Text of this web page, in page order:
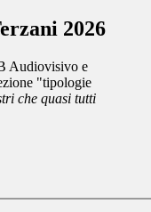
2026
Audiovisivo e
"tipologie
che quasi tutti